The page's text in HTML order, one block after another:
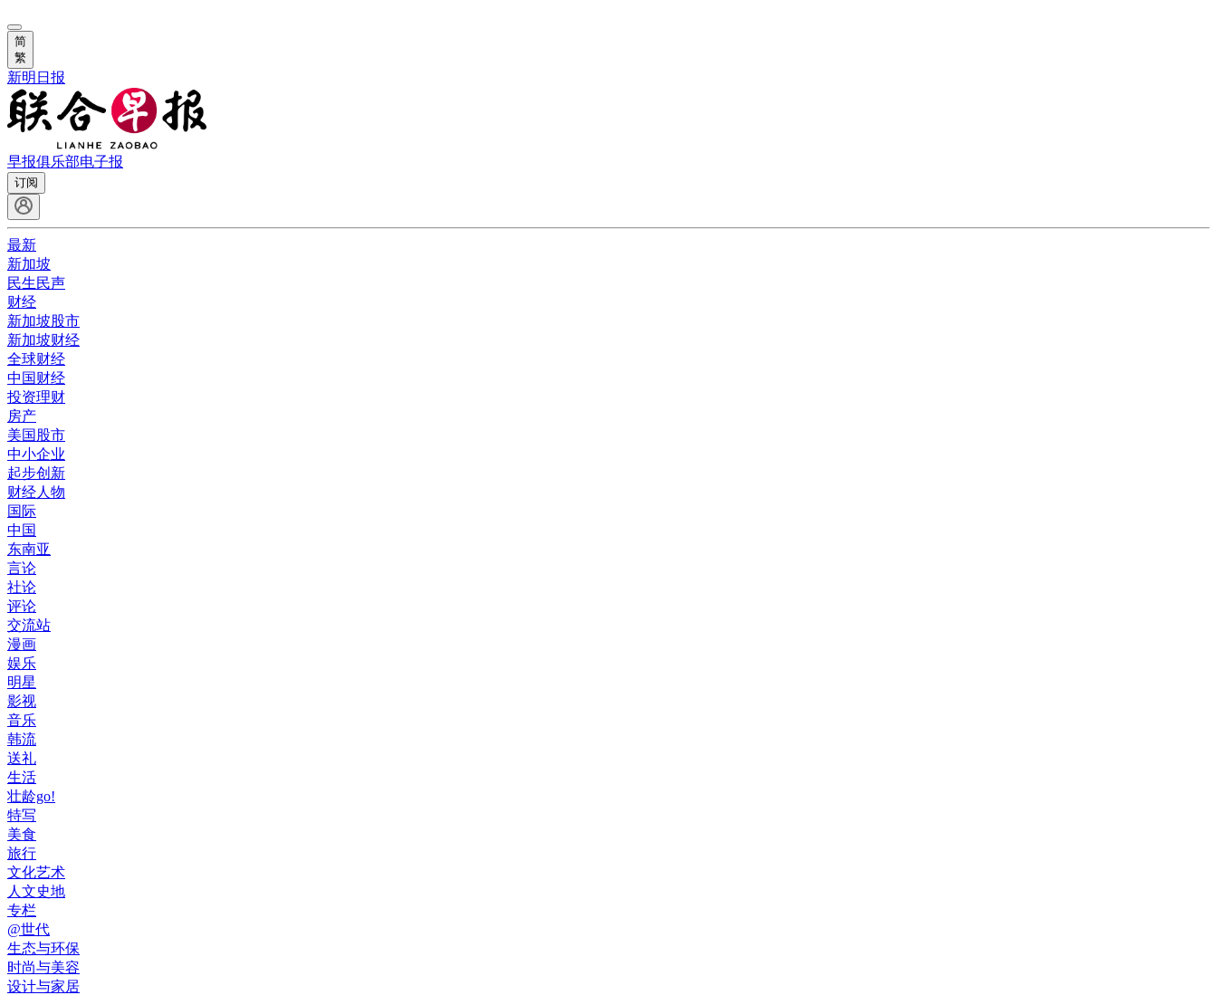
简
繁
新明日报
早报俱乐部电子报
订阅
最新
新加坡
民生民声
财经
新加坡股市
新加坡财经
全球财经
中国财经
投资理财
房产
美国股市
中小企业
起步创新
财经人物
国际
中国
东南亚
言论
社论
评论
交流站
漫画
娱乐
明星
影视
音乐
韩流
送礼
生活
壮龄go!
特写
美食
旅行
文化艺术
人文史地
专栏
@世代
生态与环保
时尚与美容
设计与家居